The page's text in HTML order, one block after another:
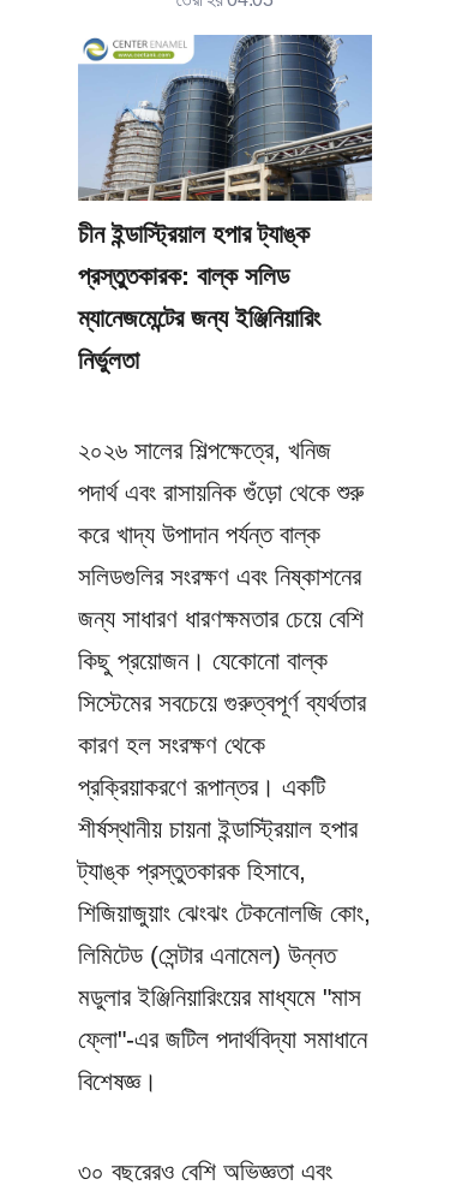
চীন ইন্ডাস্ট্রিয়াল হপার ট্যাঙ্ক
প্রস্তুতকারক: বাল্ক সলিড
ম্যানেজমেন্টের জন্য ইঞ্জিনিয়ারিং
নির্ভুলতা
২০২৬ সালের শিল্পক্ষেত্রে, খনিজ
পদার্থ এবং রাসায়নিক গুঁড়ো থেকে শুরু
করে খাদ্য উপাদান পর্যন্ত বাল্ক
সলিডগুলির সংরক্ষণ এবং নিষ্কাশনের
জন্য সাধারণ ধারণক্ষমতার চেয়ে বেশি
কিছু প্রয়োজন। যেকোনো বাল্ক
সিস্টেমের সবচেয়ে গুরুত্বপূর্ণ ব্যর্থতার
কারণ হল সংরক্ষণ থেকে
প্রক্রিয়াকরণে রূপান্তর। একটি
শীর্ষস্থানীয় চায়না ইন্ডাস্ট্রিয়াল হপার
ট্যাঙ্ক প্রস্তুতকারক হিসাবে,
শিজিয়াজুয়াং ঝেংঝং টেকনোলজি কোং,
লিমিটেড (সেন্টার এনামেল) উন্নত
মডুলার ইঞ্জিনিয়ারিংয়ের মাধ্যমে "মাস
ফ্লো"-এর জটিল পদার্থবিদ্যা সমাধানে
বিশেষজ্ঞ।
৩০ বছরেরও বেশি অভিজ্ঞতা এবং